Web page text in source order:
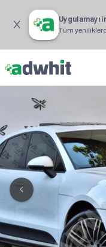
Uygulamayı
Tüm